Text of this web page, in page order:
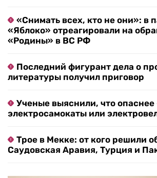
«Снимать всех, кто не они»: в
«Яблоко» отреагировали на
«Родины» в ВС РФ
Последний фигурант дела о
литературы получил приговор
Ученые выяснили, что опаснее
электросамокаты или
Трое в Мекке: от кого решили
Саудовская Аравия, Турция и